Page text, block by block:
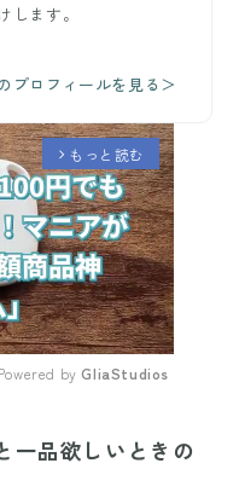
します。
プロフィールを見る＞
arrow_forward_ios もっと読む
by GliaStudios
一品欲しいときの